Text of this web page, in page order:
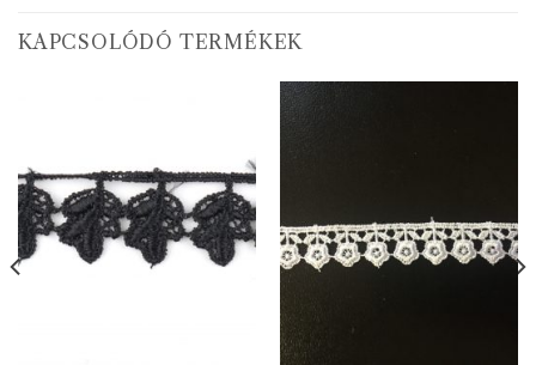
KAPCSOLÓDÓ TERMÉKEK